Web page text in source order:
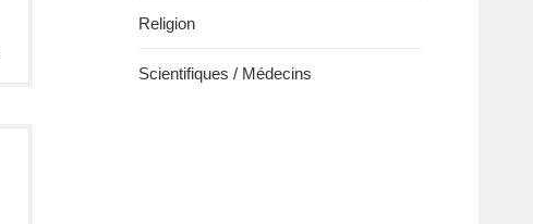
Religion
Scientifiques / Médecins